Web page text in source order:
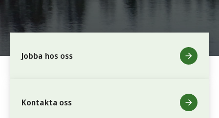
Jobba hos oss
Kontakta oss